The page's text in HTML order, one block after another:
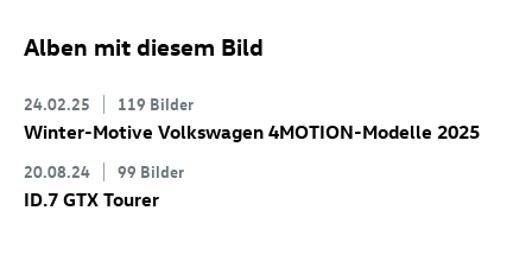
Alben mit diesem Bild
24.02.25 119 Bilder
Winter-Motive Volkswagen 4MOTION-Modelle 2025
20.08.24 99 Bilder
ID.7 GTX Tourer